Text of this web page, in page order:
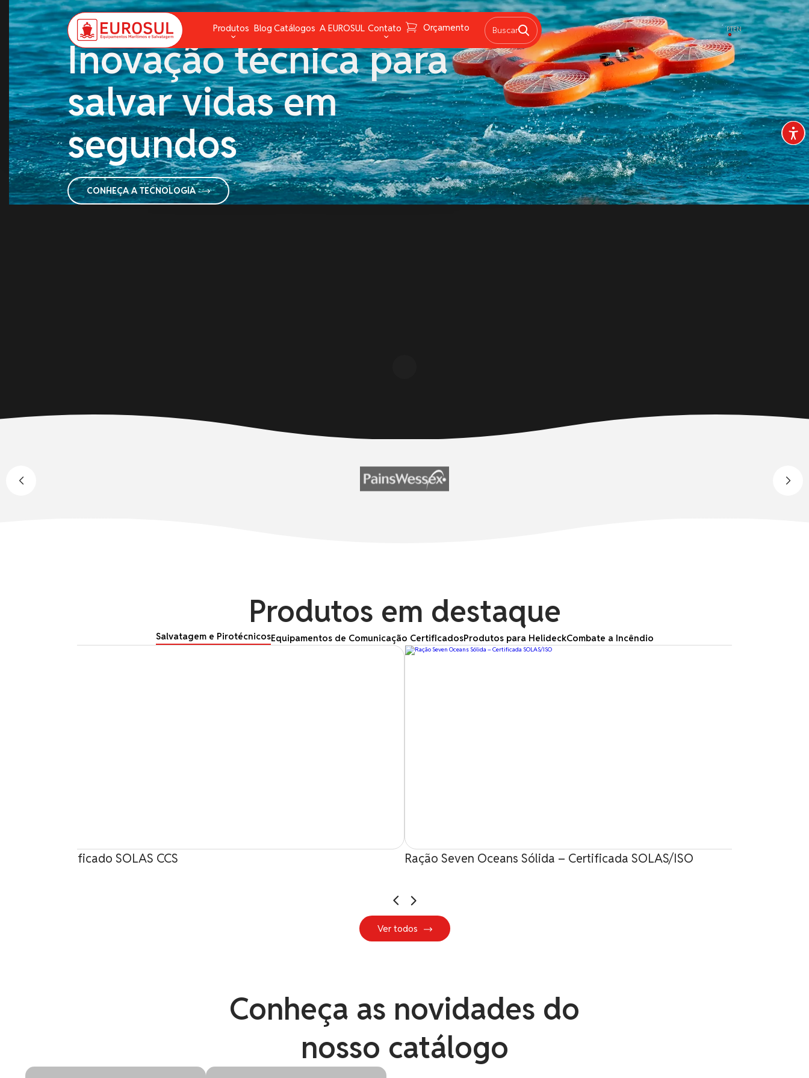
Produtos
Aparelhos de Respiração
Balsa Salva Vidas e Baleeira
Bombas
Cabos de Amarração e Cordas
Combate a Incêndio
Comunicação
Convés
Graxas
Lâmpadas e lanternas
Navegação
Pirotécnicos
Proteção Química e instrumentos de medição
Redes
Salvatagem
Blog Catálogos A EUROSUL Contato
Fale Conosco
FAQ
Trabalhe conosco
Canal de Denúncias
Orçamento Buscar PTEN
DRONE DE RESGATE: PRECISÃO QUE VENCE A DISTÂNCIA
Inovação técnica para
salvar vidas em
segundos
CONHEÇA A TECNOLOGIA
Produtos em destaque
Salvatagem e PirotécnicosEquipamentos de Comunicação CertificadosProdutos para HelideckCombate a Incêndio
CO₂ – Certificado SOLAS CCS Ração Seven Oceans Sólida – Certificada SOLAS/ISO
Ver todos
Conheça as novidades do
nosso catálogo